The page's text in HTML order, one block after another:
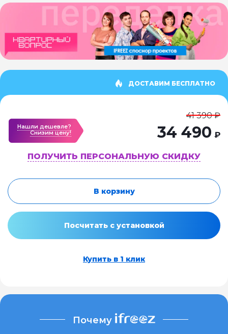
ДОСТАВИМ БЕСПЛАТНО
Нашли дешевле?
Cнизим цену!
41 390 ₽
34 490 ₽
ПОЛУЧИТЬ ПЕРСОНАЛЬНУЮ СКИДКУ
В корзину
Посчитать с установкой
Купить в 1 клик
Почему